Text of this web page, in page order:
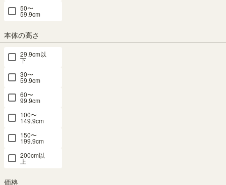
50〜
59.9cm
本体の高さ
29.9cm以
下
30〜
59.9cm
60〜
99.9cm
100〜
149.9cm
150〜
199.9cm
200cm以
上
価格
組立サービス
この商品は組立サービスをご利用いただけません。
最短お届け予定日
〒
予定日:在庫がないため表示できません
※在庫状況、実際の詳細な住所により変動する場合があります。
※正確なお届け予定日はご注文手続き画面にてご確認ください。